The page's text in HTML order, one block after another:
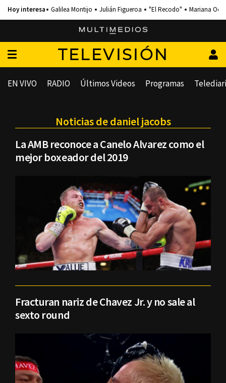
Galilea Montijo Julián Figueroa "El Recodo" Mariana
TELEVISIÓN
EN VIVO RADIO Últimos Videos Programas
Noticias de daniel jacobs
La AMB reconoce a Canelo Alvarez como el
mejor boxeador del 2019
Fracturan nariz de Chavez Jr. y no sale al
sexto round